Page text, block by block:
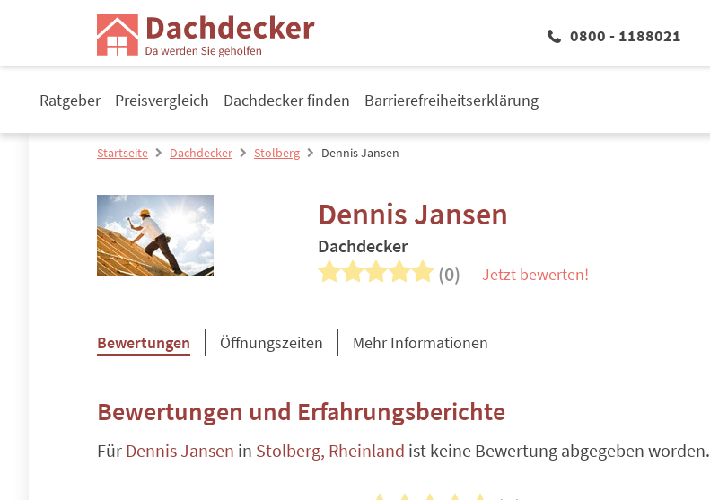
0800 - 1188021
Ratgeber Preisvergleich Dachdecker finden Barrierefreiheitserklärung
Startseite Dachdecker Stolberg Dennis Jansen
Dennis Jansen
Dachdecker
(0) Jetzt bewerten!
Bewertungen Öffnungszeiten Mehr Informationen
Bewertungen und Erfahrungsberichte
Für Dennis Jansen in Stolberg, Rheinland ist keine Bewertung abgegeben worden.